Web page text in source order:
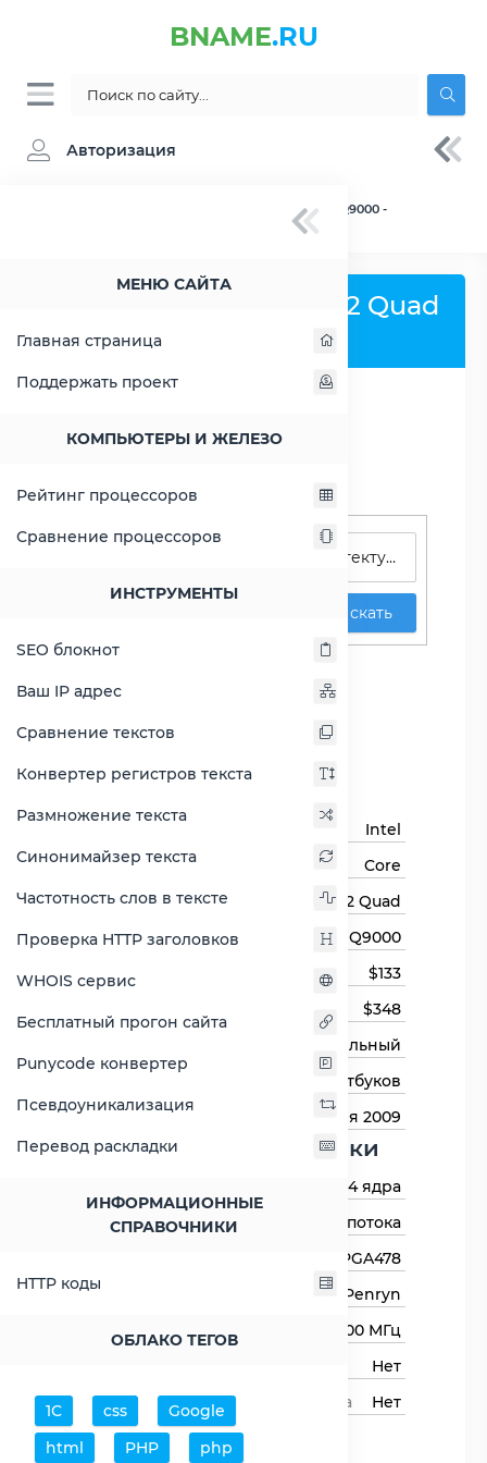
BNAME.RU
Авторизация
МЕНЮ САЙТА
Главная страница
Поддержать проект
КОМПЬЮТЕРЫ И ЖЕЛЕЗО
Рейтинг процессоров
Сравнение процессоров
ИНСТРУМЕНТЫ
SEO блокнот
Ваш IP адрес
Сравнение текстов
Конвертер регистров текста
Размножение текста
Синонимайзер текста
Частотность слов в тексте
Проверка HTTP заголовков
WHOIS сервис
Бесплатный прогон сайта
Punycode конвертер
Псевдоуникализация
Перевод раскладки
ИНФОРМАЦИОННЫЕ
СПРАВОЧНИКИ
HTTP коды
ОБЛАКО ТЕГОВ
1С css
Google
html
PHP
php
» Процессор Intel Core 2 Quad Q9000 -
Процессор Intel Core 2 Quad
Искать
Core 2 Quad Q9000
Q9000
Основная информация
Intel
Семейство процессоров
Core
Линейка процессора
Core 2 Quad
Модель процессора
Q9000
Цена
$133
$348
Мобильный
Для ноутбуков
Дата выхода
1 января 2009
Основные харктеристики
4 ядра
Количество потоков
4 потока
PGA478
Архитектура процессора
Penryn
Базовая частота
2000 МГц
Нет
Свободный множитель процессора
Нет
Процессор